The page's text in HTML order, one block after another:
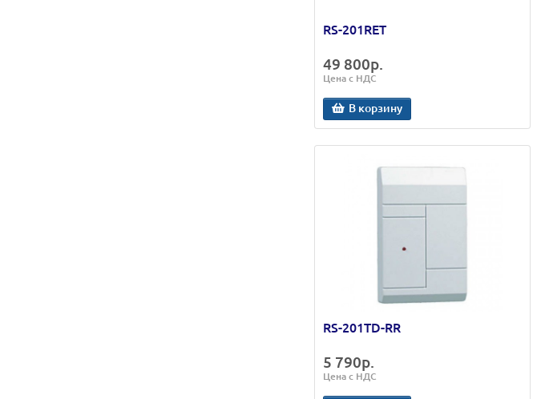
RS-201RET
49 800р.
Цена с НДС
В корзину
RS-201TD-RR
5 790р.
Цена с НДС